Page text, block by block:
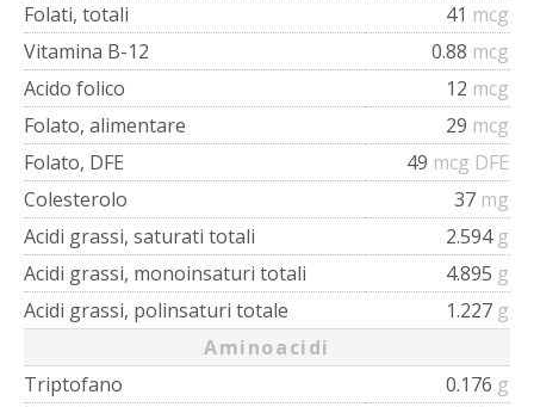
Folati, totali
41 mcg
Vitamina B-12
0.88 mcg
Acido folico
12 mcg
Folato, alimentare
29 mcg
Folato, DFE
49 mcg DFE
Colesterolo
37 mg
Acidi grassi, saturati totali
2.594 g
Acidi grassi, monoinsaturi totali
4.895 g
Acidi grassi, polinsaturi totale
1.227 g
Aminoacidi
Triptofano
0.176 g